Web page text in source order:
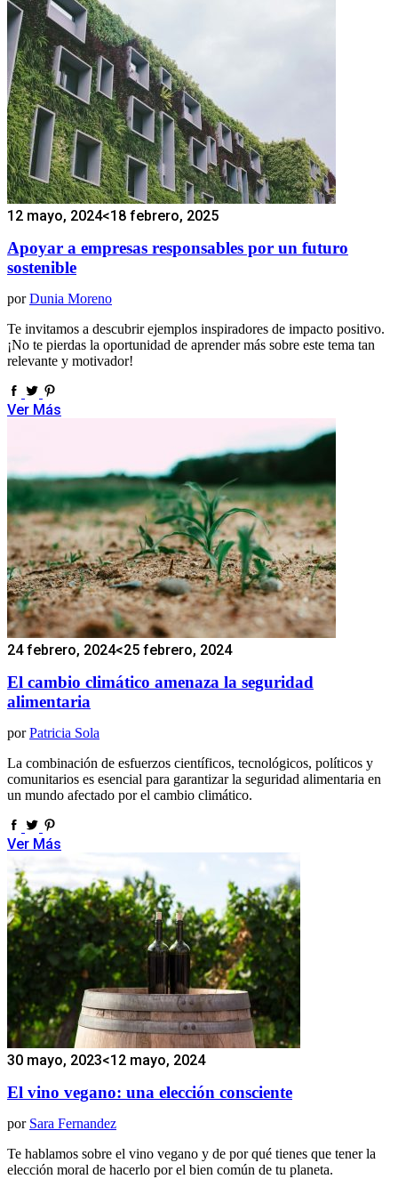
12 mayo, 2024<18 febrero, 2025
Apoyar a empresas responsables por un futuro
sostenible
por Dunia Moreno
Te invitamos a descubrir ejemplos inspiradores de impacto positivo.
¡No te pierdas la oportunidad de aprender más sobre este tema tan
relevante y motivador!
Ver Más
24 febrero, 2024<25 febrero, 2024
El cambio climático amenaza la seguridad
alimentaria
por Patricia Sola
La combinación de esfuerzos científicos, tecnológicos, políticos y
comunitarios es esencial para garantizar la seguridad alimentaria en
un mundo afectado por el cambio climático.
Ver Más
30 mayo, 2023<12 mayo, 2024
El vino vegano: una elección consciente
por Sara Fernandez
Te hablamos sobre el vino vegano y de por qué tienes que tener la
elección moral de hacerlo por el bien común de tu planeta.